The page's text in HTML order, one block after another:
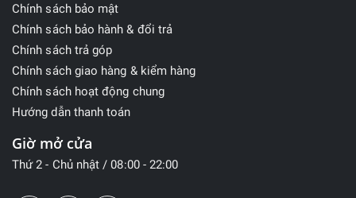
Chính sách bảo mật
Chính sách bảo hành & đổi trả
Chính sách trả góp
Chính sách giao hàng & kiểm hàng
Chính sách hoạt động chung
Hướng dẫn thanh toán
Giờ mở cửa
Thứ 2 - Chủ nhật / 08:00 - 22:00